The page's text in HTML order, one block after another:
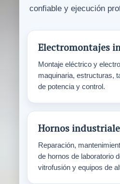
confiable y ejecución
Electromontajes
Montaje eléctrico y
maquinaria, estructuras,
de potencia y control.
Hornos
Reparación,
de hornos de laboratorio
vitrofusión y equipos de